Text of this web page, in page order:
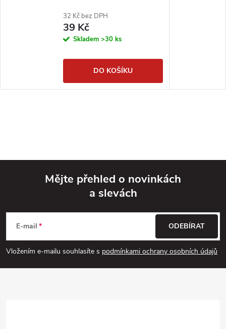
32 Kč bez DPH
39 Kč
Skladem >30 ks
DO KOŠÍKU
p
a
Mějte přehled o novinkách
a slevách
E-mail
Vložením e-mailu souhlasíte s podmínkami ochrany osobních údajů
ODEBÍRAT